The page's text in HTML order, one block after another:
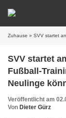
Zuhause » SVV startet am 13.
SVV startet
Fußball-
Neulinge
Veröffentlicht am
Von Dieter Gürz